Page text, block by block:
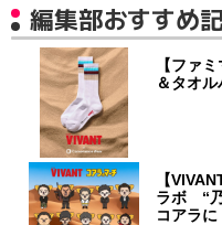
編集部おすすめ
【ファ
＆タオ
【
ラボ “乃
コアラ